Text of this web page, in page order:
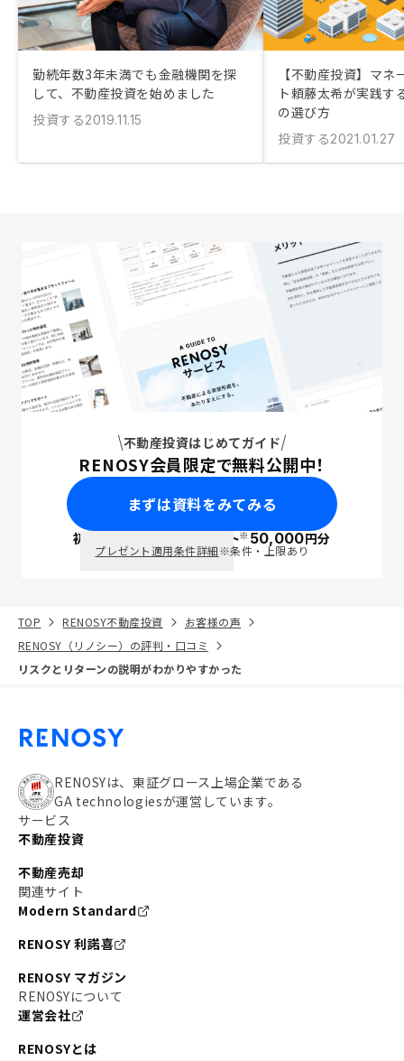
勤続年数3年未満でも金融機関を探
して、不動産投資を始めました
投資する2019.11.15
【不動産投資】マ
ト頼藤太希が実践す
の選び方
投資する2021.01.27
不動産投資はじめてガイド
RENOSY会員限定で無料公開中！
まずは資料をみてみる
初回面談で ポイント※50,000円分
プレゼント適用条件詳細※条件・上限あり
TOP RENOSY不動産投資
お客様の声
RENOSY（リノシー）の評判・口コミ
リスクとリターンの説明がわかりやすかった
RENOSYは、東証グロース上場企業である
GA technologiesが運営しています。
サービス
不動産投資
不動産売却
関連サイト
Modern Standard
RENOSY 利諾喜
RENOSY マガジン
RENOSYについて
運営会社
RENOSYとは